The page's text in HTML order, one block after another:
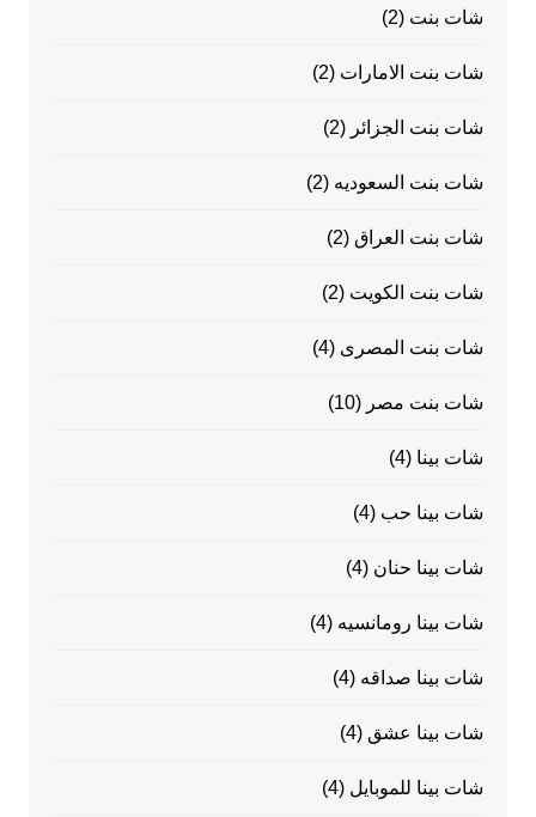
شات بنت (2)
شات بنت الامارات (2)
شات بنت الجزائر (2)
شات بنت السعوديه (2)
شات بنت العراق (2)
شات بنت الكويت (2)
شات بنت المصرى (4)
شات بنت مصر (10)
شات بينا (4)
شات بينا حب (4)
شات بينا حنان (4)
شات بينا رومانسيه (4)
شات بينا صداقه (4)
شات بينا عشق (4)
شات بينا للموبايل (4)